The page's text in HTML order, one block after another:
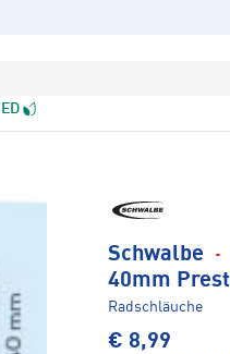
Schwalbe ·
40mm
Radschläuche
€ 8,99